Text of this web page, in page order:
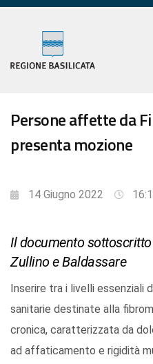
Persone affette da
presenta mozione
14 Giugno 2022
Il documento
Zullino e Baldassare
Inserire tra i livelli essenziali
sanitarie destinate alla
cronica, caratterizzata da
ad affaticamento e rigidità